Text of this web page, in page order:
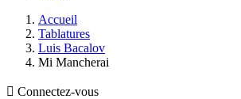
Accueil
Tablatures
Luis Bacalov
Mi Mancherai
 Connectez-vous